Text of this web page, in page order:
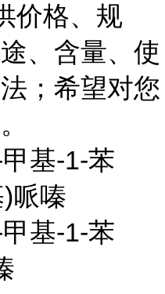
价格、规
、含量、使
；希望对您
基-1-苯
哌嗪
基-1-苯